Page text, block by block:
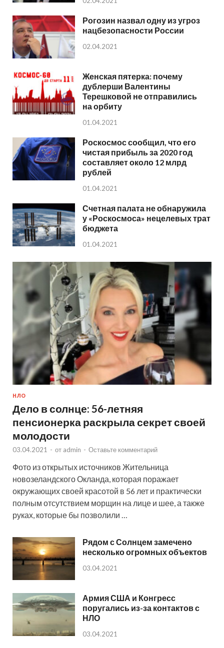
Рогозин назвал одну из угроз
нацбезопасности России
02.04.2021
Женская пятерка: почему
дублерши Валентины
Терешковой не отправились
на орбиту
01.04.2021
Роскосмос сообщил, что его
чистая прибыль за 2020 год
составляет около 12 млрд
рублей
01.04.2021
Счетная палата не обнаружила
у «Роскосмоса» нецелевых трат
бюджета
01.04.2021
НЛО
Дело в солнце: 56-летняя
пенсионерка раскрыла секрет своей
молодости
03.04.2021 - от admin - Оставьте комментарий
Фото из открытых источников Жительница
новозеландского Окланда, которая поражает
окружающих своей красотой в 56 лет и практически
полным отсутствием морщин на лице и шее, а также
руках, которые бы позволили …
Рядом с Солнцем замечено
несколько огромных объектов
03.04.2021
Армия США и Конгресс
поругались из-за контактов с
НЛО
03.04.2021